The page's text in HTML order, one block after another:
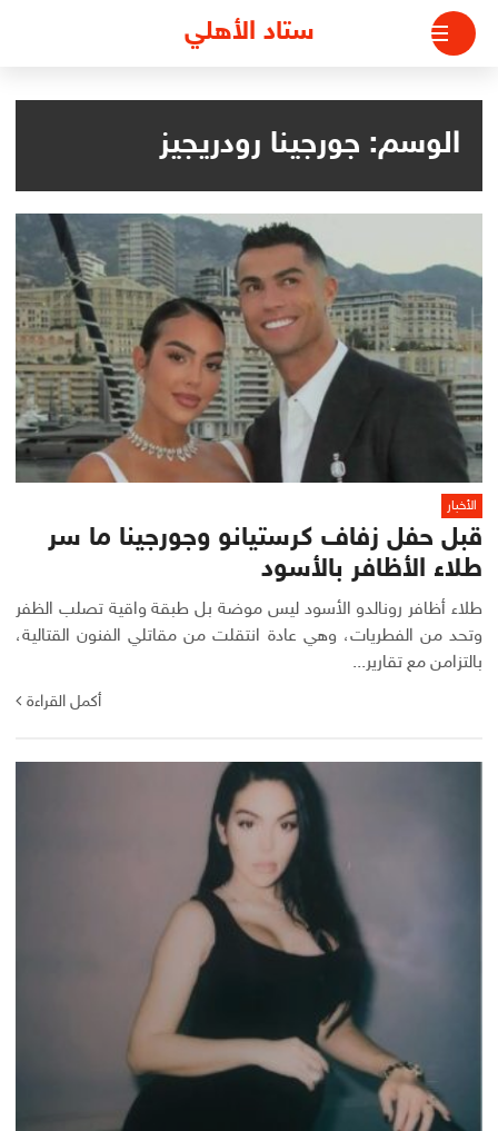
التجاوز
المحتوى
ستاد الأهلي
الوسم: جورجينا رودريجيز
الأخبار
قبل حفل زفاف كرستيانو وجورجينا ما سر
طلاء الأظافر بالأسود
طلاء أظافر رونالدو الأسود ليس موضة بل طبقة واقية تصلب الظفر
وتحد من الفطريات، وهي عادة انتقلت من مقاتلي الفنون القتالية،
بالتزامن مع تقارير...
أكمل القراءة